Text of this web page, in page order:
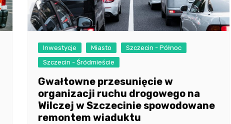
Inwestycje Miasto
Szczecin - Północ
Szczecin - Śródmieście
Gwałtowne przesunięcie w
organizacji ruchu drogowego na
Wilczej w Szczecinie spowodowane
remontem wiaduktu